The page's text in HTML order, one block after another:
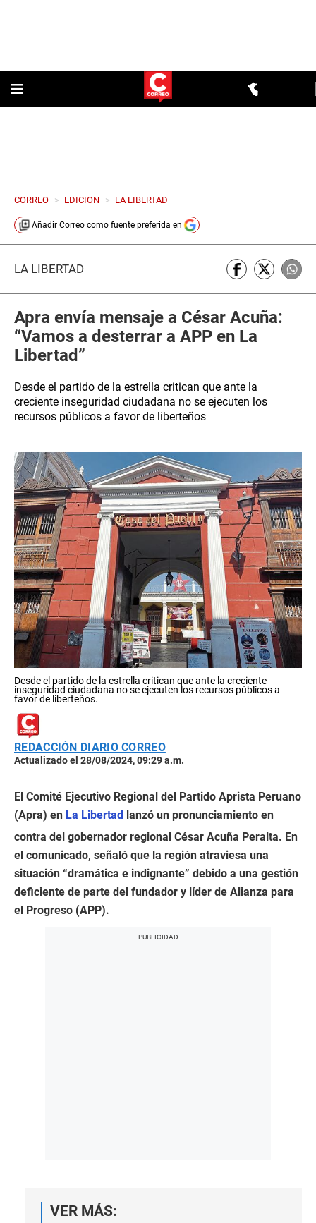
CORREO > EDICION > LA LIBERTAD
Añadir Correo como fuente preferida en
LA LIBERTAD
Apra envía mensaje a César Acuña:
“Vamos a desterrar a APP en La
Libertad”
Desde el partido de la estrella critican que ante la
creciente inseguridad ciudadana no se ejecuten los
recursos públicos a favor de liberteños
Desde el partido de la estrella critican que ante la creciente
inseguridad ciudadana no se ejecuten los recursos públicos a
favor de liberteños.
REDACCIÓN DIARIO CORREO
Actualizado el 28/08/2024, 09:29 a.m.
El Comité Ejecutivo Regional del Partido Aprista Peruano
(Apra) en La Libertad lanzó un pronunciamiento en
contra del gobernador regional César Acuña Peralta. En
el comunicado, señaló que la región atraviesa una
situación “dramática e indignante” debido a una gestión
deficiente de parte del fundador y líder de Alianza para
el Progreso (APP).
VER MÁS: